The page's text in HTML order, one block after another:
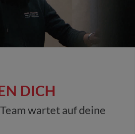
DICH
wartet auf deine